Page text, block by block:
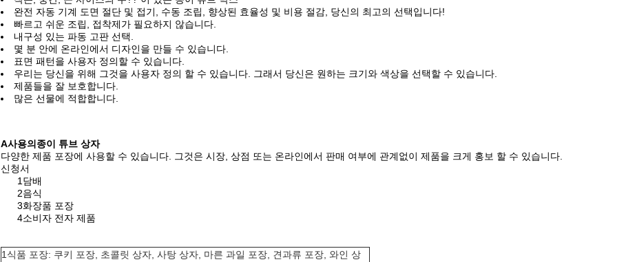
완전 자동 기계 도면 절단 및 접기, 수동 조립, 향상된 효율성 및 비용 절감, 당신의 최고의 선택입니다!
빠르고 쉬운 조립, 접착제가 필요하지 않습니다.
내구성 있는 파동 고판 선택.
몇 분 안에 온라인에서 디자인을 만들 수 있습니다.
표면 패턴을 사용자 정의할 수 있습니다.
우리는 당신을 위해 그것을 사용자 정의 할 수 있습니다. 그래서 당신은 원하는 크기와 색상을 선택할 수 있습니다.
제품들을 잘 보호합니다.
많은 선물에 적합합니다.
A사용의 종이 튜브 상자
다양한 제품 포장에 사용할 수 있습니다. 그것은 시장, 상점 또는 온라인에서 판매 여부에 관계없이 제품을 크게 홍보 할 수 있습니다.
신청서
1담배
2음식
3화장품 포장
4소비자 전자 제품
1식품 포장: 쿠키 포장, 초콜릿 상자, 사탕 상자, 마른 과일 포장, 견과류 포장, 와인 상